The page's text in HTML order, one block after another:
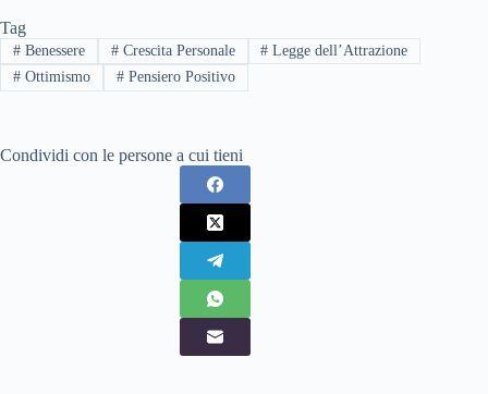
Tag
#Benessere #Crescita Personale # Legge dell’Attrazione
#Ottimismo #Pensiero Positivo
Condividi con le persone a cui tieni